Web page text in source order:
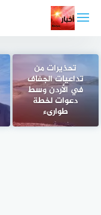
المحتوى
تحذيرات من
تداعيات الجفاف
في الأردن وسط
دعوات لخطة
طوارىء